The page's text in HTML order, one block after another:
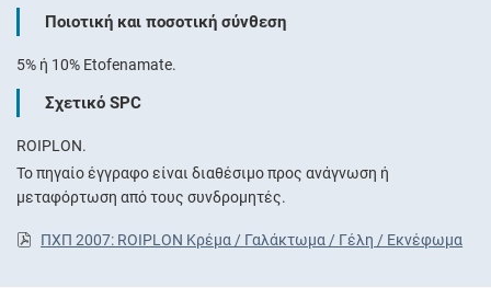
Ποιοτική και ποσοτική σύνθεση
5% ή 10% Etofenamate.
Σχετικό SPC
ROIPLON.
Το πηγαίο έγγραφο είναι διαθέσιμο προς ανάγνωση ή
μεταφόρτωση από τους συνδρομητές.
ΠΧΠ 2007: ROIPLON Κρέμα / Γαλάκτωμα / Γέλη / Εκνέφωμα